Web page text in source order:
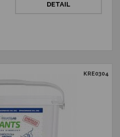
DETAIL
KRE0304